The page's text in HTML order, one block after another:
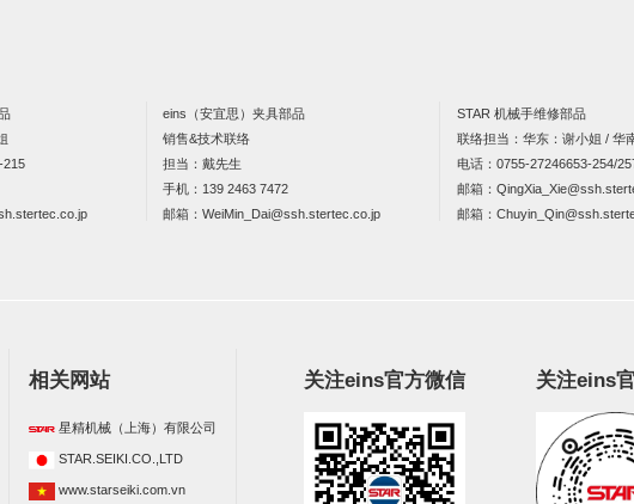
215
eins（安宜思）夹具部品
销售&技术联络
担当：戴先生
手机： 139 2463 7472
邮箱： WeiMin_Dai@ssh.stertec.co.jp
STAR 机械手维修部品
联络担当：华东：谢小姐 / 华
电话： 0755-27246653-254/
邮箱：
邮箱：
相关网站
星精机械（上海）有限公司
STAR.SEIKI.CO.,LTD
www.starseiki.com.vn
关注eins
关注eins官方微信